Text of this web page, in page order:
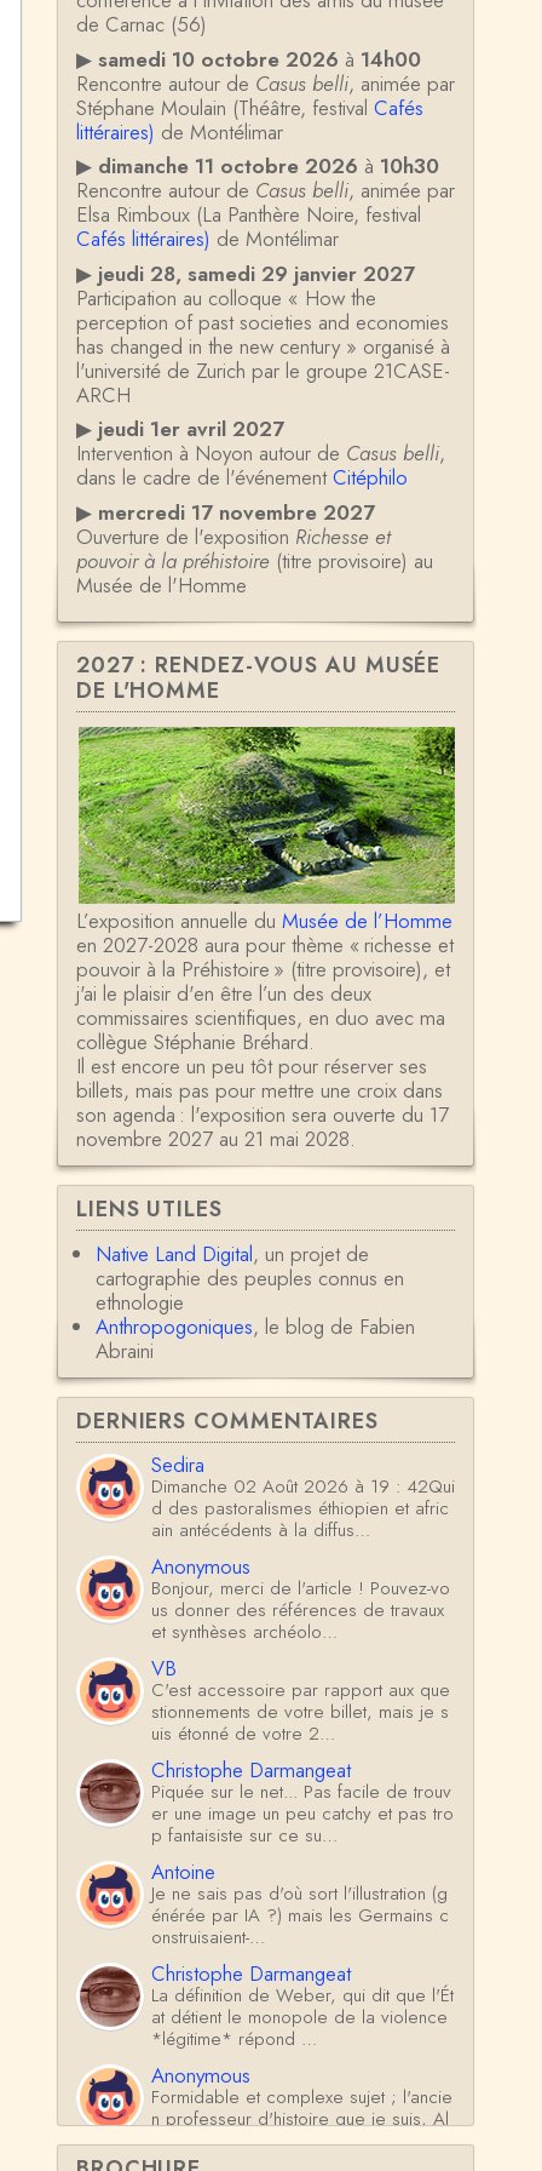
de Carnac (56)
▶ samedi 10 octobre 2026 à 14h00
Rencontre autour de Casus belli, animée par
Stéphane Moulain (Théâtre, festival Cafés
littéraires) de Montélimar
▶ dimanche 11 octobre 2026 à 10h30
Rencontre autour de Casus belli, animée par
Elsa Rimboux (La Panthère Noire, festival
Cafés littéraires) de Montélimar
▶ jeudi 28, samedi 29 janvier 2027
Participation au colloque « How the
perception of past societies and economies
has changed in the new century » organisé à
l'université de Zurich par le groupe 21CASE-
ARCH
▶ jeudi 1er avril 2027
Intervention à Noyon autour de Casus belli,
dans le cadre de l'événementCitéphilo
▶ mercredi 17 novembre 2027
Ouverture de l'exposition Richesse et
pouvoir à la préhistoire(titre provisoire) au
Musée de l'Homme
2027 : RENDEZ-VOUS AU MUSÉE
DE L'HOMME
L’exposition annuelle du Musée de l’Homme
en 2027-2028 aura pour thème « richesse et
pouvoir à la Préhistoire » (titre provisoire), et
j'ai le plaisir d'en être l’un des deux
commissaires scientifiques, en duo avec ma
collègue Stéphanie Bréhard.
Il est encore un peu tôt pour réserver ses
billets, mais pas pour mettre une croix dans
son agenda : l'exposition sera ouverte du 17
novembre 2027 au 21 mai 2028.
LIENS UTILES
Native Land Digital, un projet de
cartographie des peuples connus en
ethnologie
Anthropogoniques, le blog de Fabien
Abraini
DERNIERS COMMENTAIRES
Sedira
Dimanche 02 Août 2026 à 19 : 42Qui
d des pastoralismes éthiopien et afric
ain antécédents à la diffus…
Anonymous
Bonjour, merci de l'article ! Pouvez-vo
us donner des références de travaux
et synthèses archéolo…
VB
C'est accessoire par rapport aux que
stionnements de votre billet, mais je s
uis étonné de votre 2…
Christophe Darmangeat
Piquée sur le net... Pas facile de trouv
er une image un peu catchy et pas tro
p fantaisiste sur ce su…
Antoine
Je ne sais pas d'où sort l'illustration (g
énérée par IA ?) mais les Germains c
onstruisaient-…
Christophe Darmangeat
La définition de Weber, qui dit que l'Ét
at détient le monopole de la violence
*légitime* répond …
Anonymous
Formidable et complexe sujet ; l'ancie
n professeur d'histoire que je suis, Al
sacien de surcr…